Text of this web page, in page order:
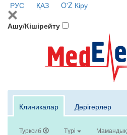
РУС ҚАЗ O'Z Кіру
Ашу/Кішірейту
Клиникалар Дәрігерлер
Турксиб Түрі Мамандық